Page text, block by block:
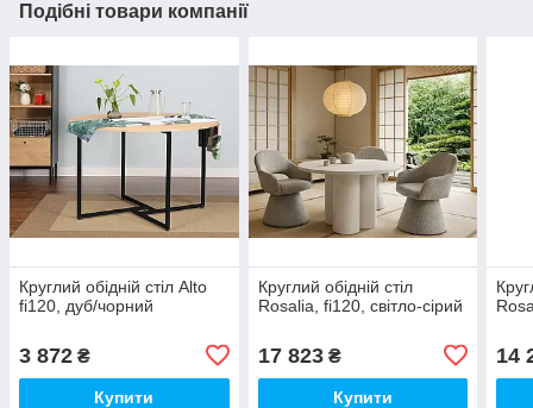
Подібні товари компанії
Круглий обідній стіл Alto
fi120, дуб/чорний
3 872 ₴
Купити
Круглий обідній стіл
Rosalia, fi120, світло-сірий
17 823₴
Купити
14